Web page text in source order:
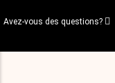
au
principal
Avez-vous des questions?